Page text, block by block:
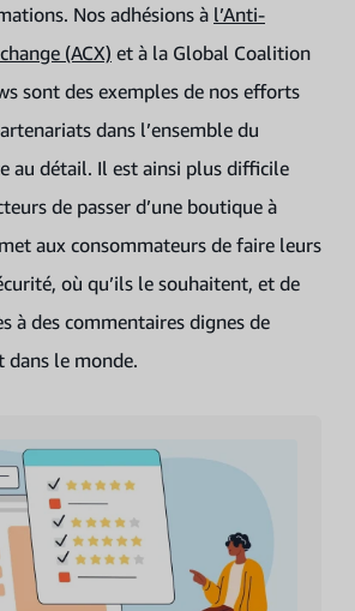
Nos adhésions à l’Anti-
(ACX) et à la Global Coalition
sont des exemples de nos efforts
dans l’ensemble du
au détail. Il est ainsi plus difficile
de passer d’une boutique à
aux consommateurs de faire leurs
où qu’ils le souhaitent, et de
à des commentaires dignes de
dans le monde.